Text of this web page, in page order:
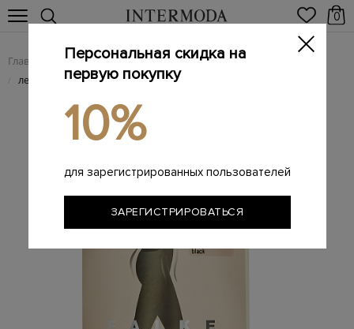
0
Главная Женщинам / Женская одежда / Женские брюки
/ леггинсы
Персональная скидка на
первую покупку
10%
для зарегистрированных пользователей
ЗАРЕГИСТРИРОВАТЬСЯ